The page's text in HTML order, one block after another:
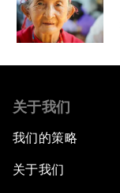
关于我们
我们的策略
关于我们